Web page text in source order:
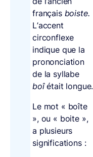
français boiste.
L’accent
circonflexe
indique que la
prononciation
de la syllabe
boîétait longue.
Le mot « boîte
», ou « boite »,
a plusieurs
significations :